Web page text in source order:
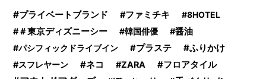
プライベートブランド ファミチキ 8HOTEL
＃東京ディズニーシー 韓国俳優 醤油
パシフィックドライブイン プラステ ふりかけ
スフレヤーン ネコ ZARA フロアタイル